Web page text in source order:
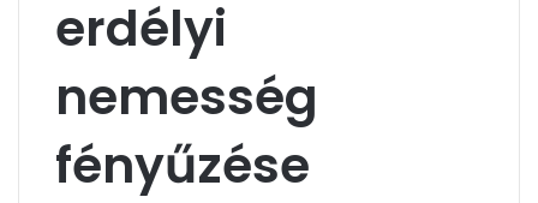
erdélyi
nemesség
fényűzése